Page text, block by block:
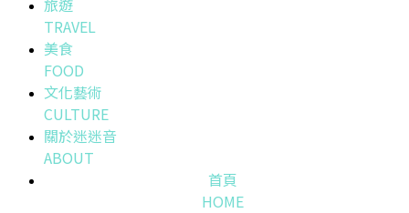
旅遊
TRAVEL
美食
FOOD
文化藝術
CULTURE
關於迷迷音
ABOUT
首頁
HOME